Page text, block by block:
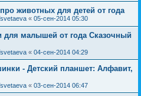
животных для детей от года
« 05-сен-2014 05:30
для малышей от года Сказочный
« 04-сен-2014 04:29
- Детский планшет: Алфавит,
« 03-сен-2014 06:47